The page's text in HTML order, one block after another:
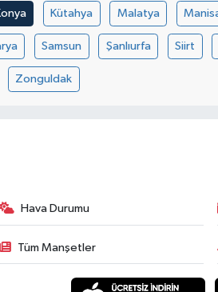
Kütahya Malatya
Samsun Şanlıurfa Siirt
Zonguldak
Hava Durumu
Tüm Manşetler